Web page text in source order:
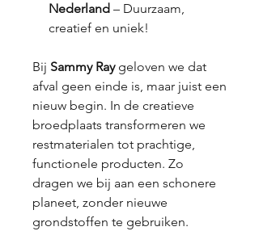
Nederland – Duurzaam,
creatief en uniek!
Bij Sammy Raygeloven we dat
afval geen einde is, maar juist een
nieuw begin. In de creatieve
broedplaats transformeren we
restmaterialen tot prachtige,
functionele producten. Zo
dragen we bij aan een schonere
planeet, zonder nieuwe
grondstoffen te gebruiken.